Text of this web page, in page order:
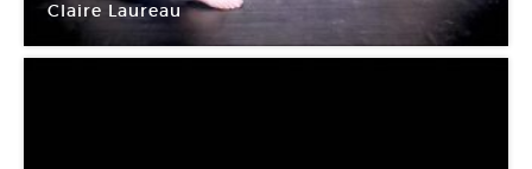
Claire Laureau
Salle Coluche. Loon-Plage